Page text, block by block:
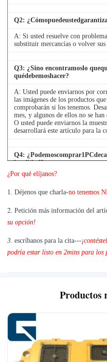
Q2:
A: Si usted resuelve con
substituir mercancías o volver
Q3: ¿Sino encontramoslo
quédebemoshacer?
A: Usted puede enviarnos por
las imágenes de los productos
comprobarán si los tenemos.
mes, y algunos de ellos no se
O usted puede enviarnos la
desarrollará este artículo para la
Q4:
lacalidad?
A: Sí, estamos alegres enviar
¿Por qué elíjanos?
1. Déjenos que charla-no tenemos
2. Petición más información del
su opción!
3. escríbanos para la cita---
podría estar listo en 2mins para los
Productos